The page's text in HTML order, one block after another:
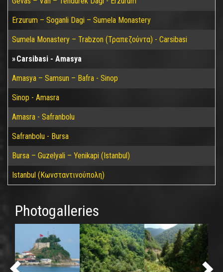
Erzurum – Soganli Dagi – Sumela Monastery
Sumela Monastery – Trabzon (Τραπεζούντα) - Carsibasi
Carsibasi - Amasya
Amasya – Samsun – Bafra - Sinop
Sinop - Amasra
Amasra - Safranbolu
Safranbolu - Bursa
Bursa – Guzelyali – Yenikapi (Istanbul)
Istanbul (Κωνσταντινούπολη)
Photogalleries